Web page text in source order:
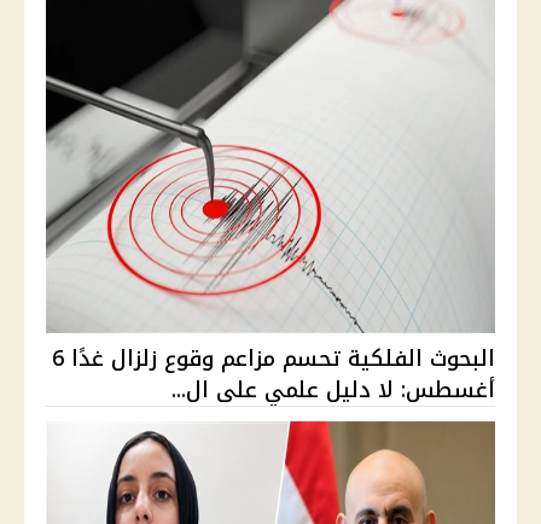
البحوث الفلكية تحسم مزاعم وقوع زلزال غدًا 6
أغسطس: لا دليل علمي على ال...